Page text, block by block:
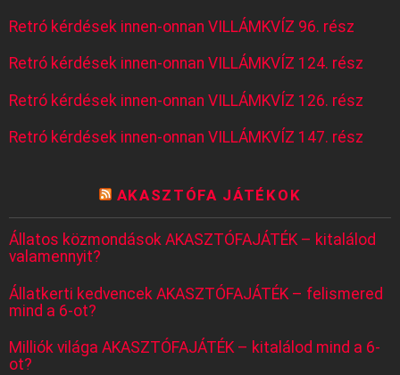
Retró kérdések innen-onnan VILLÁMKVÍZ 96. rész
Retró kérdések innen-onnan VILLÁMKVÍZ 124. rész
Retró kérdések innen-onnan VILLÁMKVÍZ 126. rész
Retró kérdések innen-onnan VILLÁMKVÍZ 147. rész
AKASZTÓFA JÁTÉKOK
Állatos közmondások AKASZTÓFAJÁTÉK – kitalálod
valamennyit?
Állatkerti kedvencek AKASZTÓFAJÁTÉK – felismered
mind a 6-ot?
Milliók világa AKASZTÓFAJÁTÉK – kitalálod mind a 6-
ot?